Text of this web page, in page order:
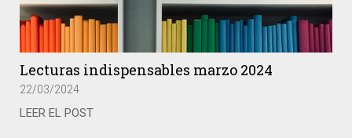
Lecturas indispensables marzo 2024
22/03/2024
LEER EL POST